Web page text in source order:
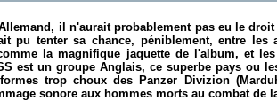
il n'aurait probablement pas eu le
pu tenter sa chance, péniblement, entre les
la magnifique jaquette de l'album, et
est un groupe Anglais, ce superbe pays ou
trop choux des Panzer Divizion
sonore aux hommes morts au combat de